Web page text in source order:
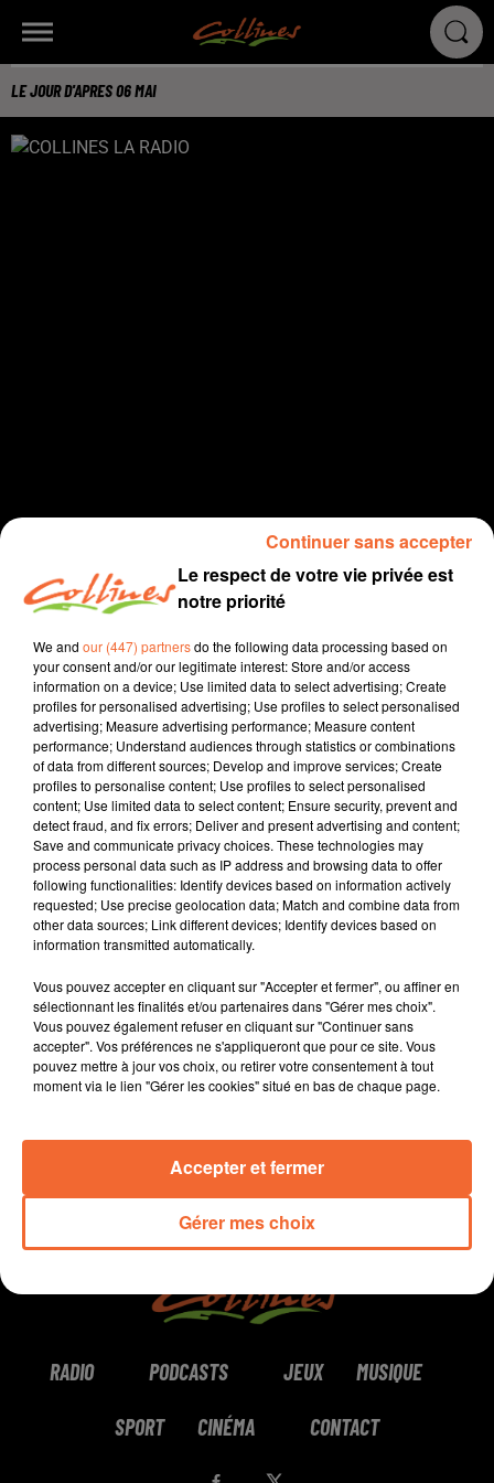
LE JOUR D'APRES 06 MAI
Le jour d'après podcast
6 mai 2020 - 4 min 55 sec
LE JOUR D'APRES 06 MAI
Collines la Radio
Le jour d'après
J-5 avant le début du déconfinement. Que fera le
conteur deux-sévrien Yannick Jaulin la semaine
prochaine ?
0:00 4 min 55 sec
RADIO PODCASTS JEUX MUSIQUE
SPORT CINÉMA CONTACT
Le respect de votre vie privée est
notre priorité
We and our (447) partnersdo the following data processing based on
your consent and/or our legitimate interest: Store and/or access
information on a device; Use limited data to select advertising; Create
profiles for personalised advertising; Use profiles to select personalised
advertising; Measure advertising performance; Measure content
performance; Understand audiences through statistics or combinations
of data from different sources; Develop and improve services; Create
profiles to personalise content; Use profiles to select personalised
content; Use limited data to select content; Ensure security, prevent and
detect fraud, and fix errors; Deliver and present advertising and content;
Save and communicate privacy choices. These technologies may
process personal data such as IP address and browsing data to offer
following functionalities: Identify devices based on information actively
requested; Use precise geolocation data; Match and combine data from
other data sources; Link different devices; Identify devices based on
information transmitted automatically.
Vous pouvez accepter en cliquant sur "Accepter et fermer", ou affiner en
sélectionnant les finalités et/ou partenaires dans "Gérer mes choix".
Vous pouvez également refuser en cliquant sur "Continuer sans
accepter". Vos préférences ne s'appliqueront que pour ce site. Vous
pouvez mettre à jour vos choix, ou retirer votre consentement à tout
moment via le lien "Gérer les cookies" situé en bas de chaque page.
Gérer mes choix
Accepter et fermer
Continuer sans accepter